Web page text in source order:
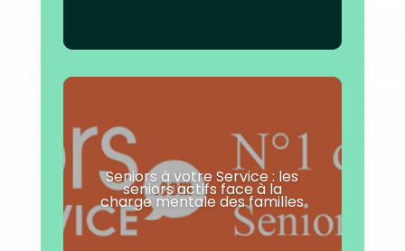
Seniors à votre Service : les
seniors actifs face à la
charge mentale des familles